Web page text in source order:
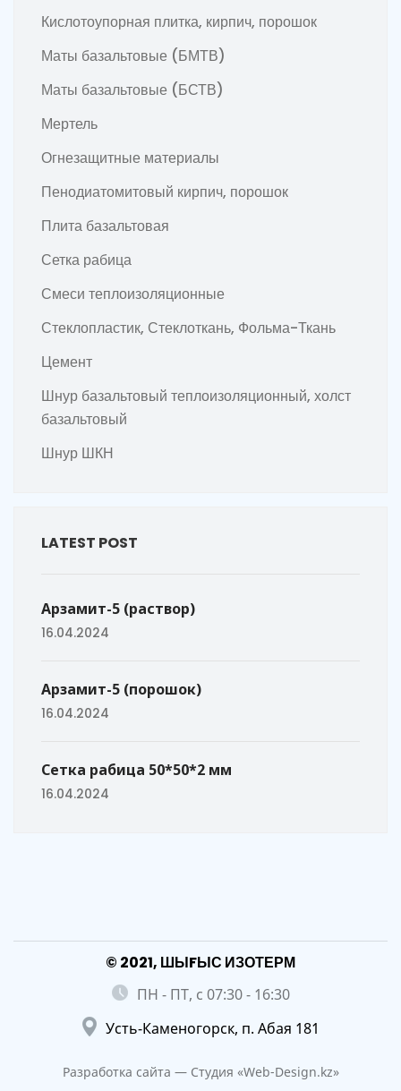
Кислотоупорная плитка, кирпич, порошок
Маты базальтовые (БМТВ)
Маты базальтовые (БСТВ)
Мертель
Огнезащитные материалы
Пенодиатомитовый кирпич, порошок
Плита базальтовая
Сетка рабица
Смеси теплоизоляционные
Стеклопластик, Стеклоткань, Фольма-Ткань
Цемент
Шнур базальтовый теплоизоляционный, холст
базальтовый
Шнур ШКН
LATEST POST
Арзамит-5 (раствор)
16.04.2024
Арзамит-5 (порошок)
16.04.2024
Сетка рабица 50*50*2 мм
16.04.2024
© 2021, ШЫFЫС ИЗОТЕРМ
ПН - ПТ, с 07:30 - 16:30
Усть-Каменогорск, п. Абая 181
Разработка сайта — Студия «Web-Design.kz»